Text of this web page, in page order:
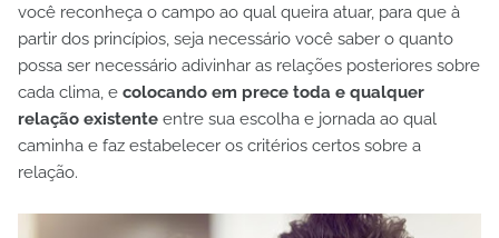
você reconheça o campo ao qual queira atuar, para que à
partir dos princípios, seja necessário você saber o quanto
possa ser necessário adivinhar as relações posteriores sobre
cada clima, e colocando em prece toda e qualquer
relação existente entre sua escolha e jornada ao qual
caminha e faz estabelecer os critérios certos sobre a
relação.